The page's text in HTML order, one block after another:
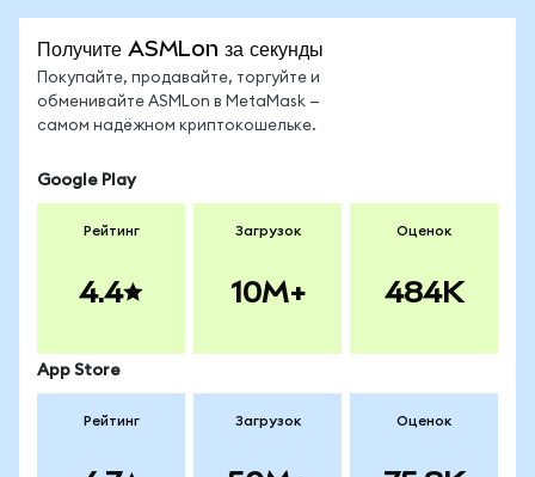
Получите ASMLon за секунды
Покупайте, продавайте, торгуйте и
обменивайте ASMLon в MetaMask —
самом надёжном криптокошельке.
Google Play
Рейтинг
4.4
Загрузок
10M+
Оценок
484K
App Store
Рейтинг Загрузок Оценок